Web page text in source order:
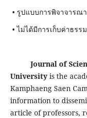
• รูปแบบการพิจาจาร
• ไม่ได้มีการเก็บค่าธร
Journal of
University is the
Kamphaeng Saen
information to
article of professors,